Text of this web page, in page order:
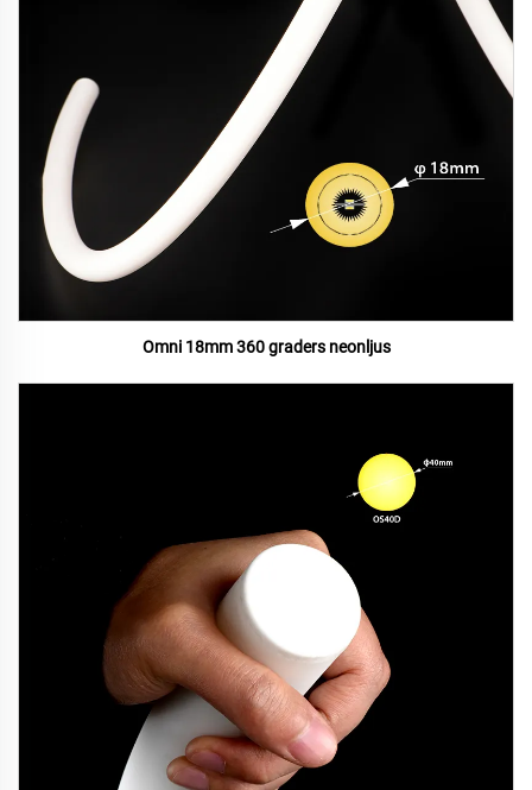
Omni 18mm 360 graders neonljus